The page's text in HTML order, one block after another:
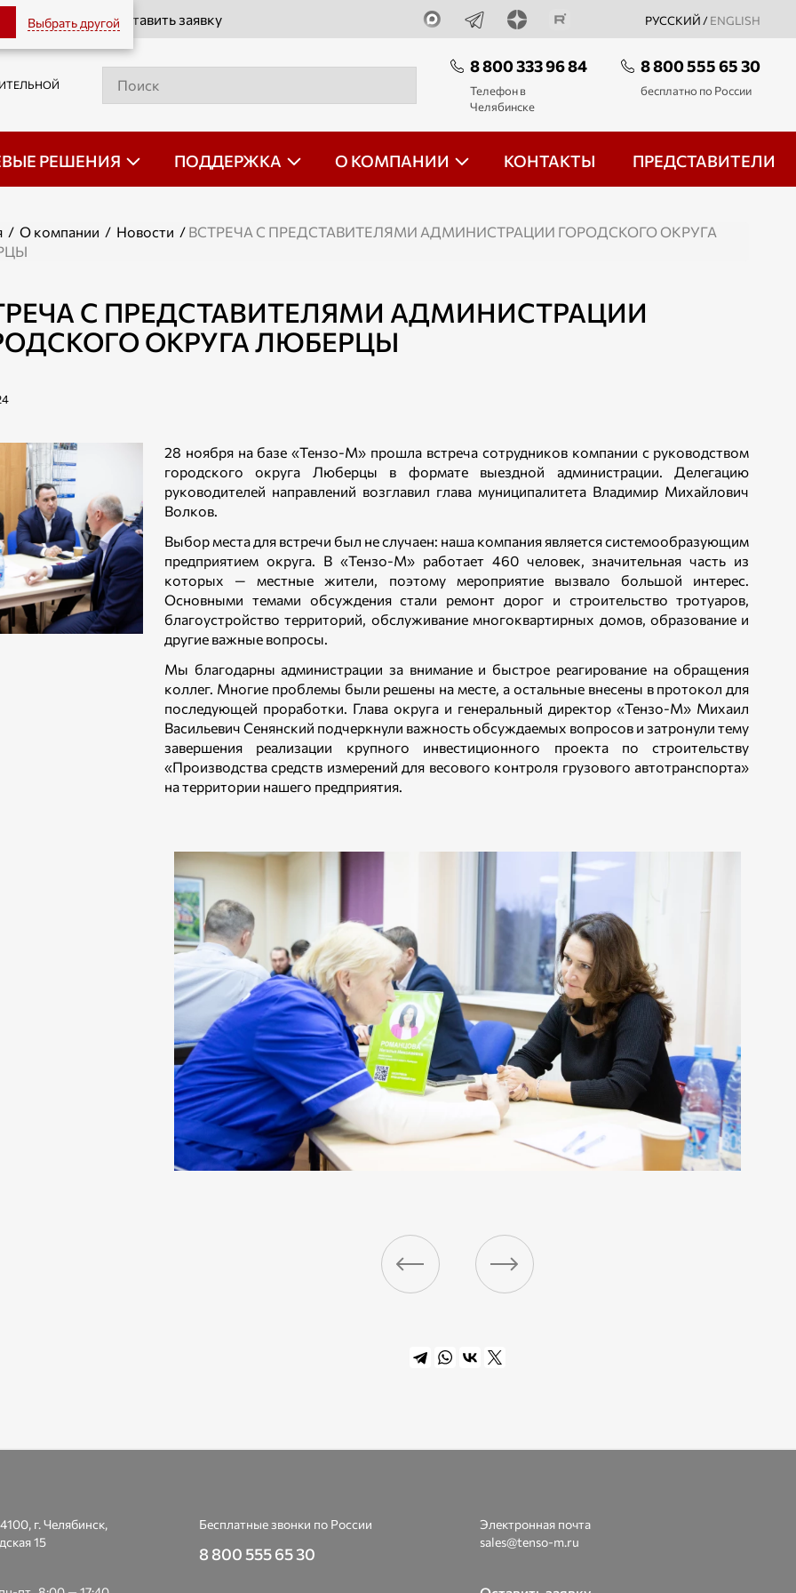
Выбрать другой РУССКИЙ / ENGLISH
Оставить заявку
8 800 333 96 84
Телефон в
Челябинске
8 800 555 65 30
бесплатно по России
РЕШЕНИЯ ПОДДЕРЖКА О КОМПАНИИ КОНТАКТЫ ПРЕДСТАВИТЕЛИ
/ О компании / Новости / ВСТРЕЧА С ПРЕДСТАВИТЕЛЯМИ АДМИНИСТРАЦИИ ГОРОДСКОГО ОКРУГА
С ПРЕДСТАВИТЕЛЯМИ АДМИНИСТРАЦИИ
ОКРУГА ЛЮБЕРЦЫ
28 ноября на базе «Тензо-М» прошла встреча сотрудников компании с руководством
городского округа Люберцы в формате выездной администрации. Делегацию
руководителей направлений возглавил глава муниципалитета Владимир Михайлович
Волков.
Выбор места для встречи был не случаен: наша компания является системообразующим
предприятием округа. В «Тензо-М» работает 460 человек, значительная часть из
которых — местные жители, поэтому мероприятие вызвало большой интерес.
Основными темами обсуждения стали ремонт дорог и строительство тротуаров,
благоустройство территорий, обслуживание многоквартирных домов, образование и
другие важные вопросы.
Мы благодарны администрации за внимание и быстрое реагирование на обращения
коллег. Многие проблемы были решены на месте, а остальные внесены в протокол для
последующей проработки. Глава округа и генеральный директор «Тензо-М» Михаил
Васильевич Сенянский подчеркнули важность обсуждаемых вопросов и затронули тему
завершения реализации крупного инвестиционного проекта по строительству
«Производства средств измерений для весового контроля грузового автотранспорта»
на территории нашего предприятия.
г. Челябинск,
15
Бесплатные звонки по России
8 800 555 65 30
Электронная почта
sales@tenso-m.ru